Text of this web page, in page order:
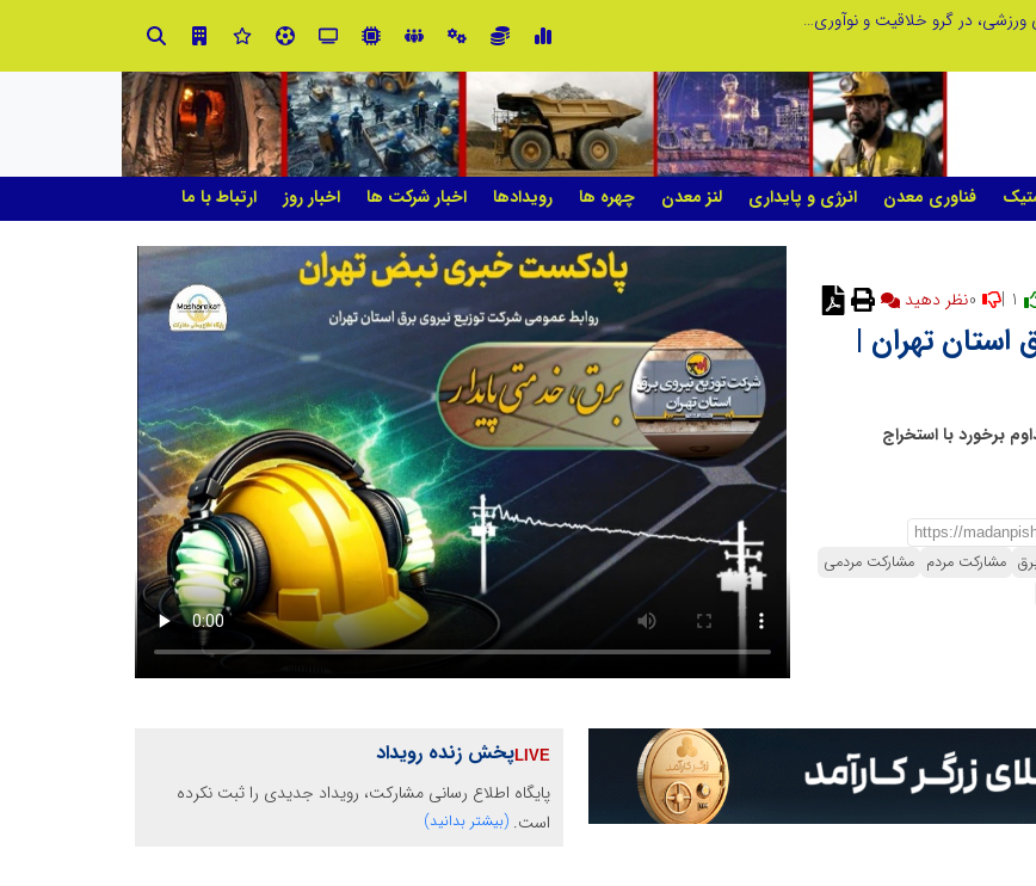
توسعه ورزش‌های رزمی و ترویج هرچه بهتر رشته‌های ورزشی، در گرو خلاقیت و نوآوری است لبنیات سنتی؛ میراثی که برای بقا به حمایت و نوآوری نیاز دارد
فناوری معدن انرژی و پایداری لنز معدن چهره ها رویدادها اخبار شرکت ها اخبار روز ارتباط با ما
نظر دهید
تهران |
غیرمجاز و تداوم برخورد با استخراج
مشارکت مردم مشارکت مردمی
پخش زنده رویداد
پایگاه اطلاع رسانی مشارکت، رویداد جدیدی را ثبت نکرده
است. (بیشتر بدانید)